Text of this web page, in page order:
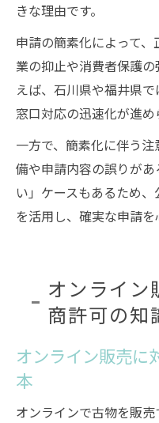
きな理由です。
申請の簡素化によって
業の抑止や消費者保護
えば、石川県や福井県
窓口対応の迅速化が進め
一方で、簡素化に伴う
備や申請内容の誤りが
い」ケースもあるため
を活用し、確実な申請を
オンライン
商許可の知
オンライン販売に
本
オンラインで古物を販